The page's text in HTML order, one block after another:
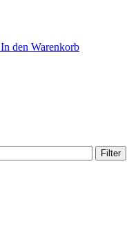
In den Warenkorb
Filter